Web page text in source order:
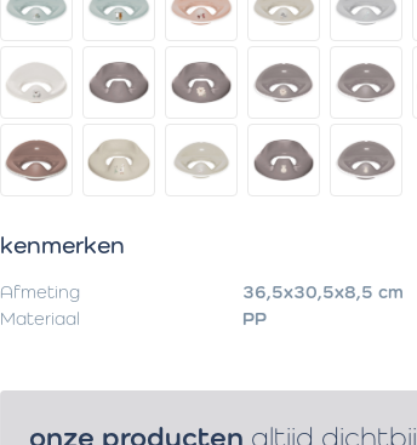
kenmerken
Afmeting
36,5x30,5x8,5 cm
Materiaal
PP
onze producten altijd dichtbij